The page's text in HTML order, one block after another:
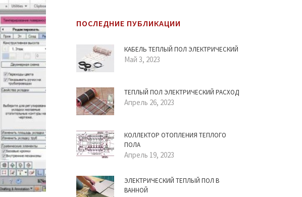
ПОСЛЕДНИЕ ПУБЛИКАЦИИ
КАБЕЛЬ ТЕПЛЫЙ ПОЛ ЭЛЕКТРИЧЕСКИЙ
Май 3, 2023
ТЕПЛЫЙ ПОЛ ЭЛЕКТРИЧЕСКИЙ РАСХОД
Апрель 26, 2023
КОЛЛЕКТОР ОТОПЛЕНИЯ ТЕПЛОГО
ПОЛА
Апрель 19, 2023
ЭЛЕКТРИЧЕСКИЙ ТЕПЛЫЙ ПОЛ В
ВАННОЙ